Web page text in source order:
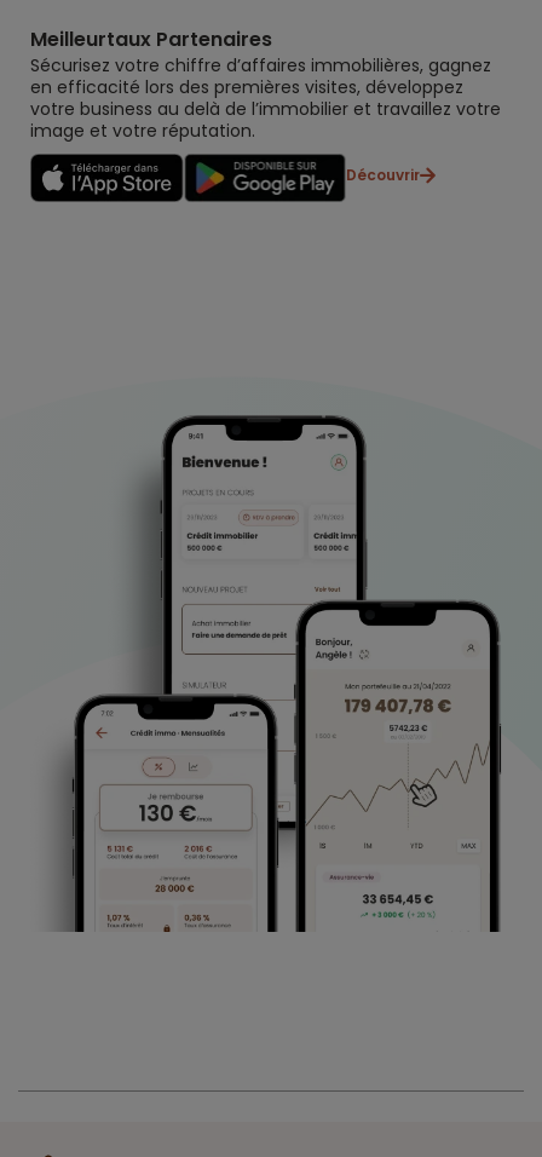
Meilleurtaux Partenaires
Sécurisez votre chiffre d’affaires immobilières, gagnez
en efficacité lors des premières visites, développez
votre business au delà de l’immobilier et travaillez votre
image et votre réputation.
Découvrir